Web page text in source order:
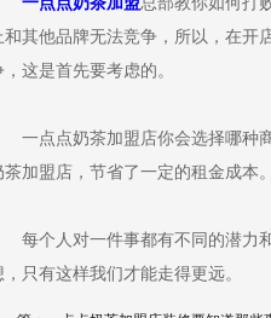
和其他品牌无法竞争，所以，在开
，这是首先要考虑的。
点点奶茶加盟店你会选择哪种商
茶加盟店，节省了一定的租金成本
个人对一件事都有不同的潜力和
，只有这样我们才能走得更远。